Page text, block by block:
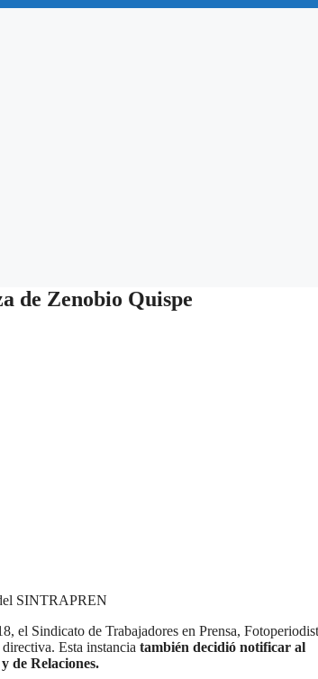
de Zenobio Quispe
SINTRAPREN
el Sindicato de Trabajadores en Prensa,
Esta instancia también decidió notificar al
de Relaciones.